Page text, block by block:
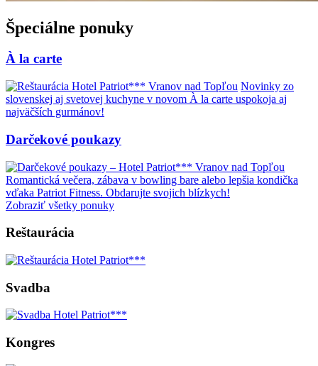
Špeciálne ponuky
À la carte
Novinky zo
slovenskej aj svetovej kuchyne v novom À la carte uspokoja aj
najväčších gurmánov!
Darčekové poukazy
Romantická večera, zábava v bowling bare alebo lepšia kondička
vďaka Patriot Fitness. Obdarujte svojich blízkych!
Zobraziť všetky ponuky
Reštaurácia
Svadba
Kongres